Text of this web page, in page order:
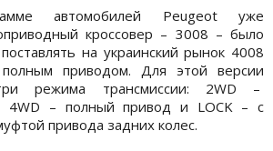
автомобилей Peugeot уже
кроссовер – 3008 – было
на украинский рынок 4008
приводом. Для этой версии
режима трансмиссии: 2WD –
4WD – полный привод и LOCK – с
привода задних колес.